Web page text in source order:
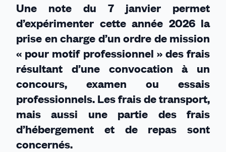
Une note du 7 janvier permet
d’expérimenter cette année 2026 la
prise en charge d’un ordre de mission
« pour motif professionnel » des frais
résultant d’une convocation à un
concours, examen ou essais
professionnels. Les frais de transport,
mais aussi une partie des frais
d’hébergement et de repas sont
concernés.